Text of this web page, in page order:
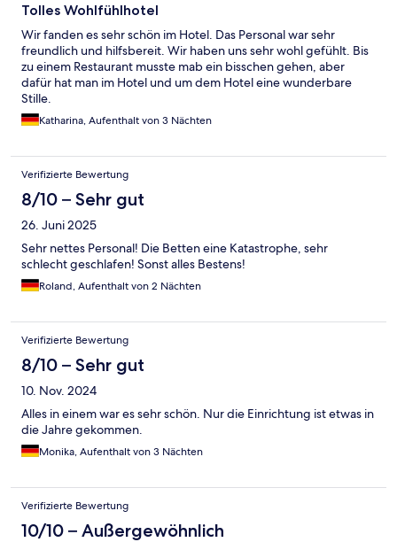
Tolles Wohlfühlhotel
Wir fanden es sehr schön im Hotel. Das Personal war sehr
freundlich und hilfsbereit. Wir haben uns sehr wohl gefühlt. Bis
zu einem Restaurant musste mab ein bisschen gehen, aber
dafür hat man im Hotel und um dem Hotel eine wunderbare
Stille.
Katharina, Aufenthalt von 3 Nächten
Verifizierte Bewertung
8/10 – Sehr gut
26. Juni 2025
Sehr nettes Personal! Die Betten eine Katastrophe, sehr
schlecht geschlafen! Sonst alles Bestens!
Roland, Aufenthalt von 2 Nächten
Verifizierte Bewertung
8/10 – Sehr gut
10. Nov. 2024
Alles in einem war es sehr schön. Nur die Einrichtung ist etwas in
die Jahre gekommen.
Monika, Aufenthalt von 3 Nächten
Verifizierte Bewertung
10/10 – Außergewöhnlich